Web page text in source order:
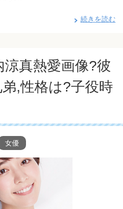
続きを読む
真熱愛画像?彼
,性格は?子役時
女優